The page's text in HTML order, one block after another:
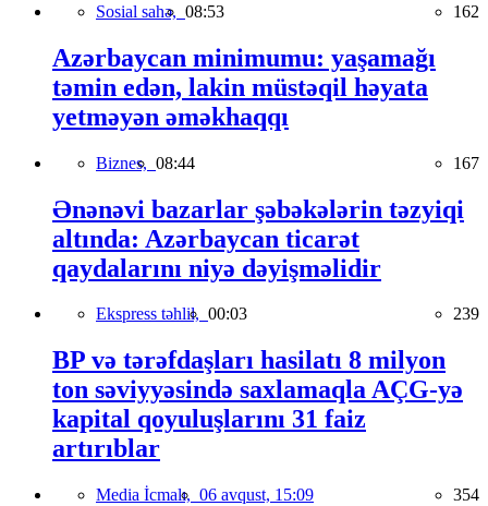
Sosial sahə, 08:53 162
Azərbaycan minimumu: yaşamağı
təmin edən, lakin müstəqil həyata
yetməyən əməkhaqqı
Biznes, 08:44 167
Ənənəvi bazarlar şəbəkələrin təzyiqi
altında: Azərbaycan ticarət
qaydalarını niyə dəyişməlidir
Ekspress təhlil, 00:03 239
BP və tərəfdaşları hasilatı 8 milyon
ton səviyyəsində saxlamaqla AÇG-yə
kapital qoyuluşlarını 31 faiz
artırıblar
Media İcmalı, 06 avqust, 15:09 354